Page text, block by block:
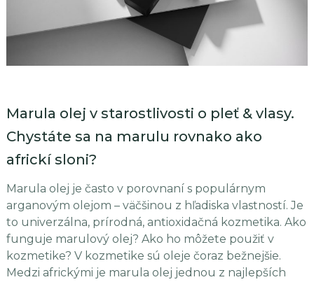
Marula olej v starostlivosti o pleť & vlasy.
Chystáte sa na marulu rovnako ako
africkí sloni?
Marula olej je často v porovnaní s populárnym
arganovým olejom – väčšinou z hľadiska vlastností. Je
to univerzálna, prírodná, antioxidačná kozmetika. Ako
funguje marulový olej? Ako ho môžete použiť v
kozmetike? V kozmetike sú oleje čoraz bežnejšie.
Medzi africkými je marula olej jednou z najlepších